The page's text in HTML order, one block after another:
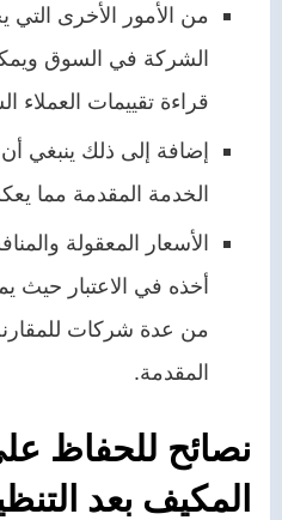
من الأمور الأخرى التي
الشركة في السوق
قراءة تقييمات العملاء
إضافة إلى ذلك ينبغي
الخدمة المقدمة مما
الأسعار المعقولة
أخذه في الاعتبار
من عدة شركات
المقدمة.
نصائح للحفاظ
المكيف بعد